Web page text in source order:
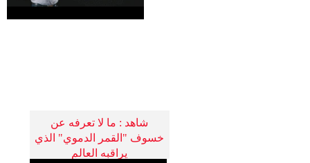
شاهد : ما لا تعرفه عن
خسوف "القمر الدموي" الذي
يراقبه العالم